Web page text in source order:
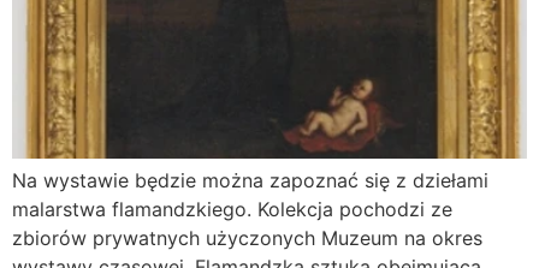
Na wystawie będzie można zapoznać się z dziełami
malarstwa flamandzkiego. Kolekcja pochodzi ze
zbiorów prywatnych użyczonych Muzeum na okres